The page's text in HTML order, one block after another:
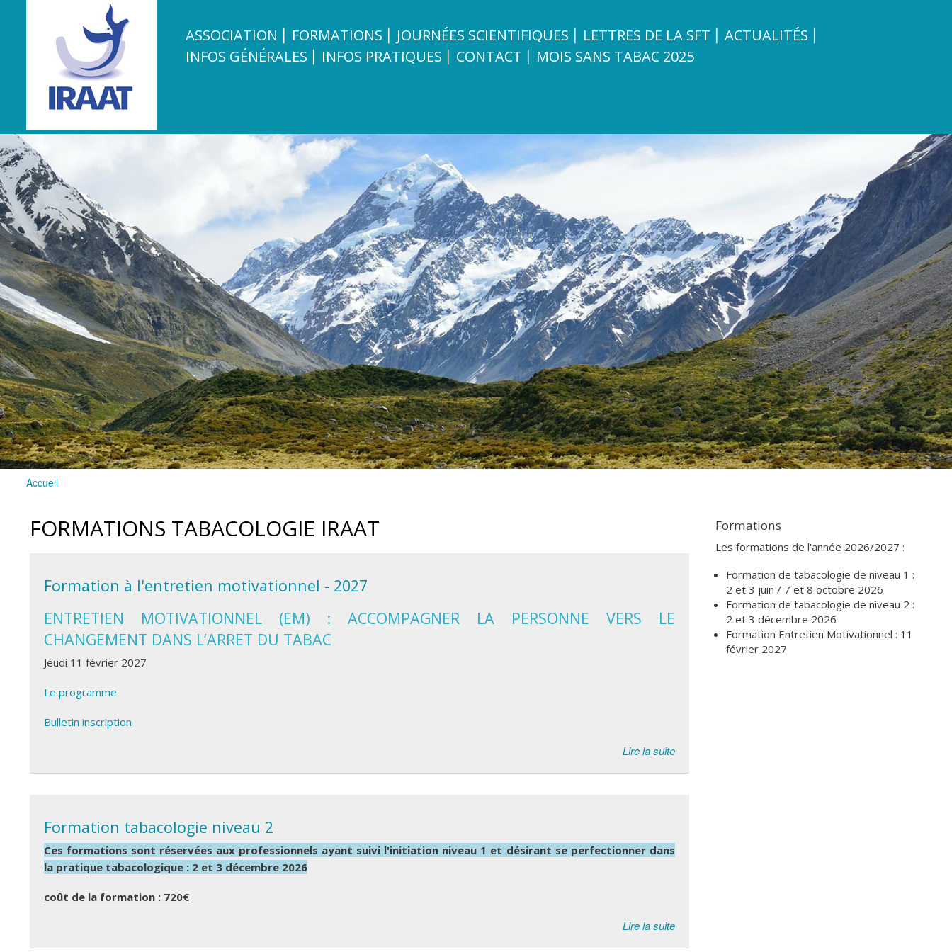
contenu
principal
iraat
ASSOCIATION FORMATIONS JOURNÉES SCIENTIFIQUES LETTRES DE LA SFT
ACTUALITÉS
INFOS GÉNÉRALES
INFOS PRATIQUES CONTACT MOIS SANS TABAC 2025
Vous êtes ici
Accueil
FORMATIONS TABACOLOGIE IRAAT
Formation à l'entretien motivationnel - 2027
ENTRETIEN MOTIVATIONNEL (EM) : ACCOMPAGNER LA PERSONNE VERS LE
CHANGEMENT DANS L’ARRET DU TABAC
Jeudi 11 février 2027
Le programme
Bulletin inscription
Lire la suite
Formation tabacologie niveau 2
Ces formations sont réservées aux professionnels ayant suivi l'initiation niveau 1 et désirant se perfectionner dans
la pratique tabacologique : 2 et 3 décembre 2026
coût de la formation : 720€
Lire la suite
Formations
Les formations de l'année 2026/2027 :
Formation de tabacologie de niveau 1 :
2 et 3 juin / 7 et 8 octobre 2026
Formation de tabacologie de niveau 2 :
2 et 3 décembre 2026
Formation Entretien Motivationnel : 11
février 2027